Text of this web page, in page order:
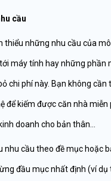
cầu
thiểu những nhu cầu của
máy tính hay những phần
chi phí này. Bạn không cần
để kiếm được căn nhà miễn
doanh cho bản thân…
nhu cầu theo đề mục hoặc
đầu mục nhất định (ví